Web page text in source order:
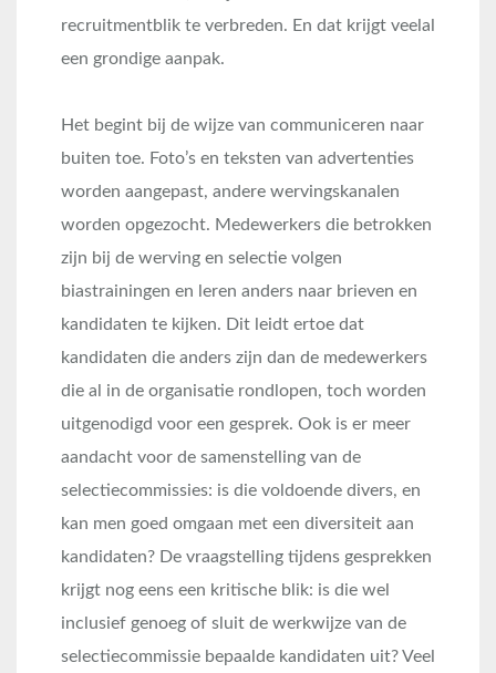
recruitmentblik te verbreden. En dat krijgt veelal
een grondige aanpak.
Het begint bij de wijze van communiceren naar
buiten toe. Foto’s en teksten van advertenties
worden aangepast, andere wervingskanalen
worden opgezocht. Medewerkers die betrokken
zijn bij de werving en selectie volgen
biastrainingen en leren anders naar brieven en
kandidaten te kijken. Dit leidt ertoe dat
kandidaten die anders zijn dan de medewerkers
die al in de organisatie rondlopen, toch worden
uitgenodigd voor een gesprek. Ook is er meer
aandacht voor de samenstelling van de
selectiecommissies: is die voldoende divers, en
kan men goed omgaan met een diversiteit aan
kandidaten? De vraagstelling tijdens gesprekken
krijgt nog eens een kritische blik: is die wel
inclusief genoeg of sluit de werkwijze van de
selectiecommissie bepaalde kandidaten uit? Veel